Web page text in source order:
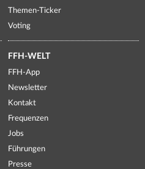
Themen-Ticker
Voting
FFH-WELT
FFH-App
Newsletter
Kontakt
Frequenzen
Jobs
Führungen
Presse